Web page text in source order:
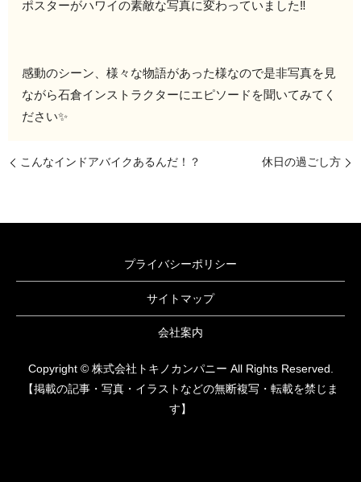
ポスターがハワイの素敵な写真に変わっていました‼️
感動のシーン、様々な物語があった様なので是非写真を見
ながら石倉インストラクターにエピソードを聞いてみてく
ださい✨
こんなインドアバイクあるんだ！？ 休日の過ごし方
プライバシーポリシー
サイトマップ
会社案内
Copyright © 株式会社トキノカンパニー All Rights Reserved.
【掲載の記事・写真・イラストなどの無断複写・転載を禁じま
す】